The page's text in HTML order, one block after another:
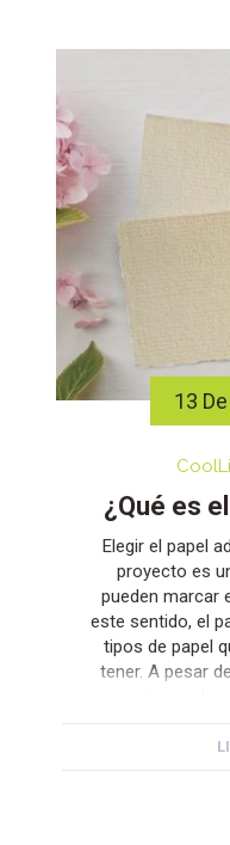
13
¿Qué es
Elegir el papel
proyecto es
pueden marcar
este sentido, el
tipos de papel
tener. A pesar